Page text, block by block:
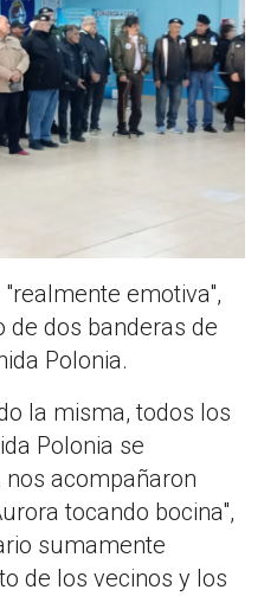
emotiva",
dos banderas de
Polonia.
la misma, todos los
Polonia se
acompañaron
tocando bocina",
sumamente
de los vecinos y los